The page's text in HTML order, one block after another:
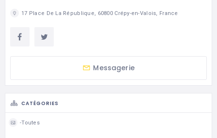
17 Place De La République, 60800 Crépy-en-Valois, France
Messagerie
CATÉGORIES
-Toutes